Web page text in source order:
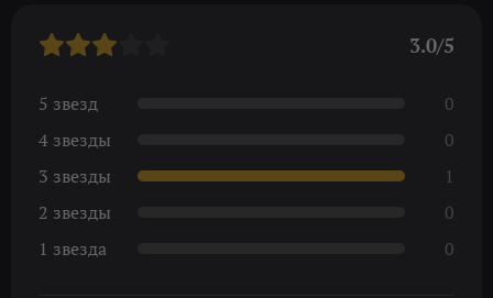
3.0/5
5 звезд
0
4 звезды
0
3 звезды
1
2 звезды
0
1 звезда
0